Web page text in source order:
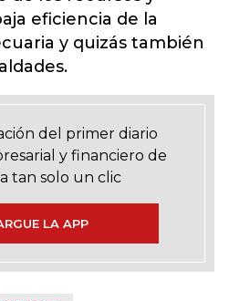
eficiencia de la
y quizás también
del primer diario
y financiero de
tan solo un clic
LA APP